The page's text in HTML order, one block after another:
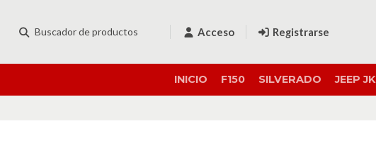
Acceso Registrarse
INICIO F150 SILVERADO JEEP JK